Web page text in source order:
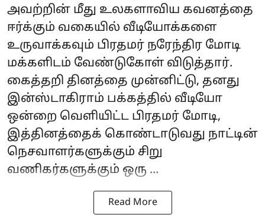
அவற்றின் மீது உலகளாவிய கவனத்தை
ஈர்க்கும் வகையில் வீடியோக்களை
உருவாக்கவும் பிரதமர் நரேந்திர மோடி
மக்களிடம் வேண்டுகோள் விடுத்தார்.
கைத்தறி தினத்தை முன்னிட்டு, தனது
இன்ஸ்டாகிராம் பக்கத்தில் வீடியோ
ஒன்றை வெளியிட்ட பிரதமர் மோடி,
இத்தினத்தைக் கொண்டாடுவது நாட்டின்
நெசவாளர்களுக்கும் சிறு
வணிகர்களுக்கும் ஒரு ...
Read More